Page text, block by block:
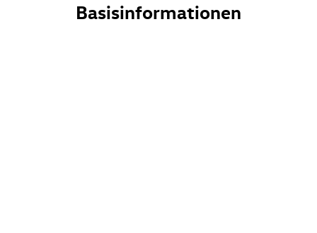
Basisinformationen